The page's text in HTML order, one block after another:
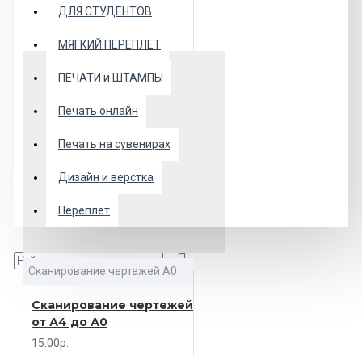
ДЛЯ СТУДЕНТОВ
МЯГКИЙ ПЕРЕПЛЕТ
ПЕЧАТИ и ШТАМПЫ
Печать онлайн
Печать на сувенирах
Дизайн и верстка
Переплет
Сканирование чертежей А0
Сканирование чертежей
от А4 до А0
15.00р.